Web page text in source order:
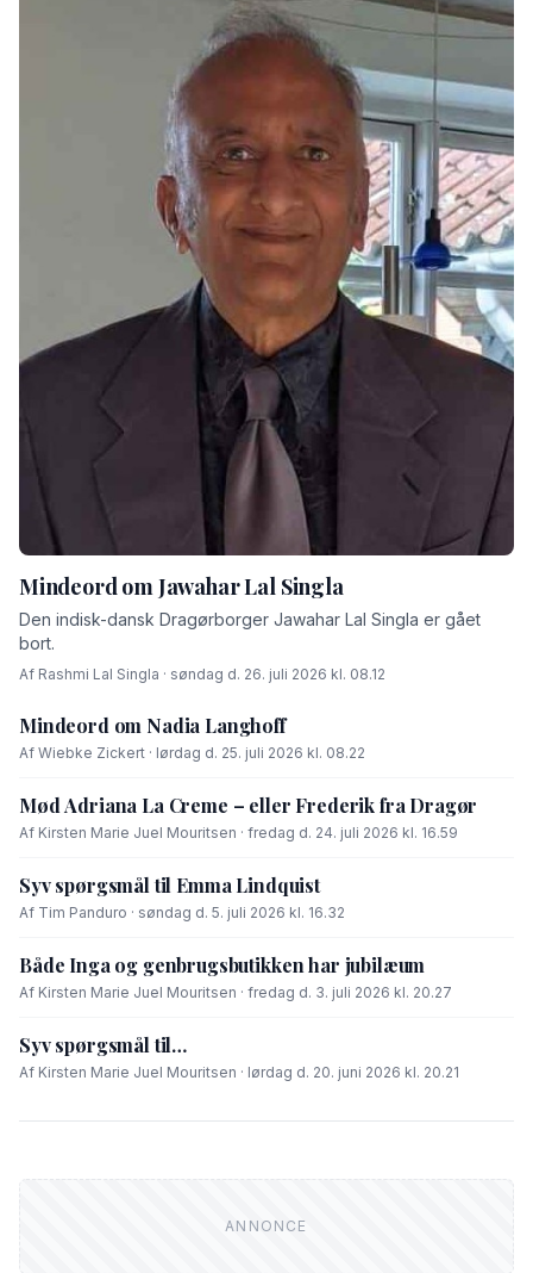
Mindeord om Jawahar Lal Singla
Den indisk-dansk Dragørborger Jawahar Lal Singla er gået
bort.
Af Rashmi Lal Singla · søndag d. 26. juli 2026 kl. 08.12
Mindeord om Nadia Langhoff
Af Wiebke Zickert · lørdag d. 25. juli 2026 kl. 08.22
Mød Adriana La Creme – eller Frederik fra Dragør
Af Kirsten Marie Juel Mouritsen · fredag d. 24. juli 2026 kl. 16.59
Syv spørgsmål til Emma Lindquist
Af Tim Panduro · søndag d. 5. juli 2026 kl. 16.32
Både Inga og genbrugsbutikken har jubilæum
Af Kirsten Marie Juel Mouritsen · fredag d. 3. juli 2026 kl. 20.27
Syv spørgsmål til…
Af Kirsten Marie Juel Mouritsen · lørdag d. 20. juni 2026 kl. 20.21